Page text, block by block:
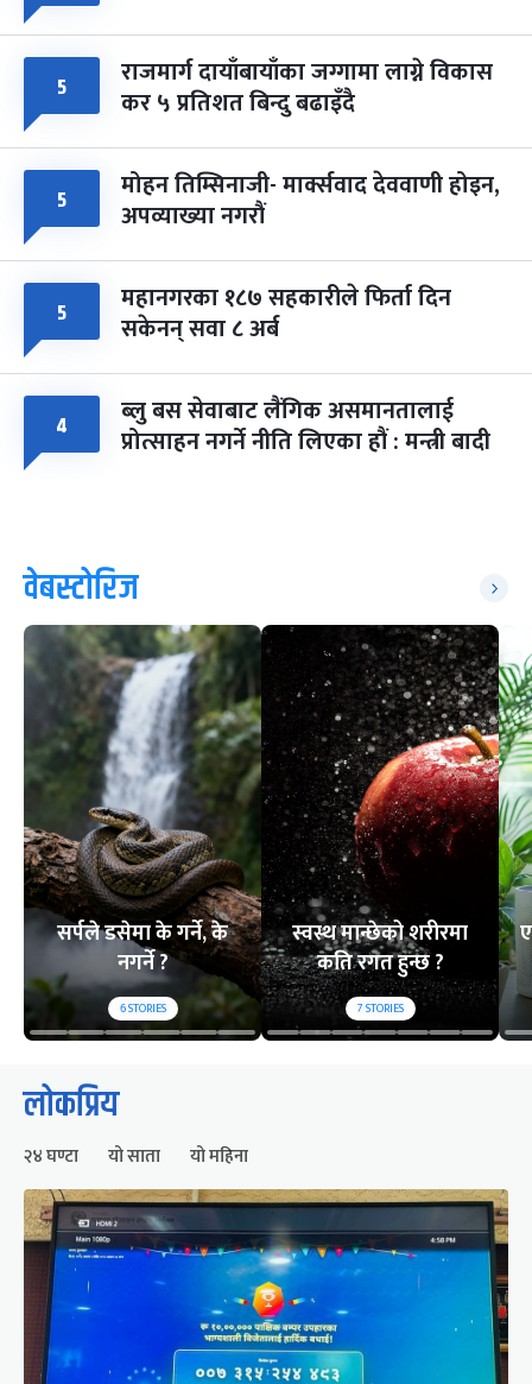
५ राजमार्ग दायाँबायाँका जग्गामा लाग्ने विकास
कर ५ प्रतिशत बिन्दु बढाइँदै
५ मोहन तिम्सिनाजी- मार्क्सवाद देववाणी होइन,
अपव्याख्या नगरौं
५ महानगरका १८७ सहकारीले फिर्ता दिन
सकेनन् सवा ८ अर्ब
४ ब्लु बस सेवाबाट लैंगिक असमानतालाई
प्रोत्साहन नगर्ने नीति लिएका हौं : मन्त्री बादी
वेबस्टोरिज
सर्पले डसेमा के गर्ने, के
नगर्ने ?
6STORIES
स्वस्थ मान्छेको शरीरमा
कति रगत हुन्छ ?
7STORIES
लोकप्रिय
२४ घण्टा यो साता यो महिना